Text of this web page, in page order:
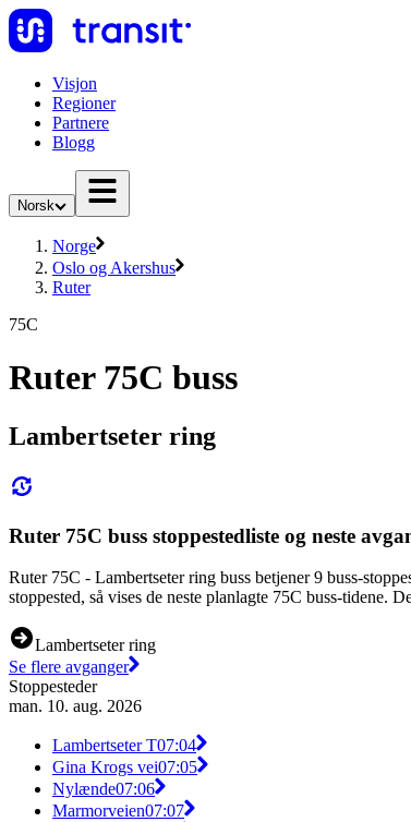
Visjon
Regioner
Partnere
Blogg
Norsk
Norge
Oslo og Akershus
Ruter
75C
Ruter 75C buss
Lambertseter ring
Ruter 75C buss stoppestedliste og neste
Ruter 75C - Lambertseter ring buss betjener 9 buss-
stoppested, så vises de neste planlagte 75C buss-tidene.
Lambertseter ring
Se flere avganger
Stoppesteder
man. 10. aug. 2026
Lambertseter T07:04
Gina Krogs vei07:05
Nylænde07:06
Marmorveien07:07